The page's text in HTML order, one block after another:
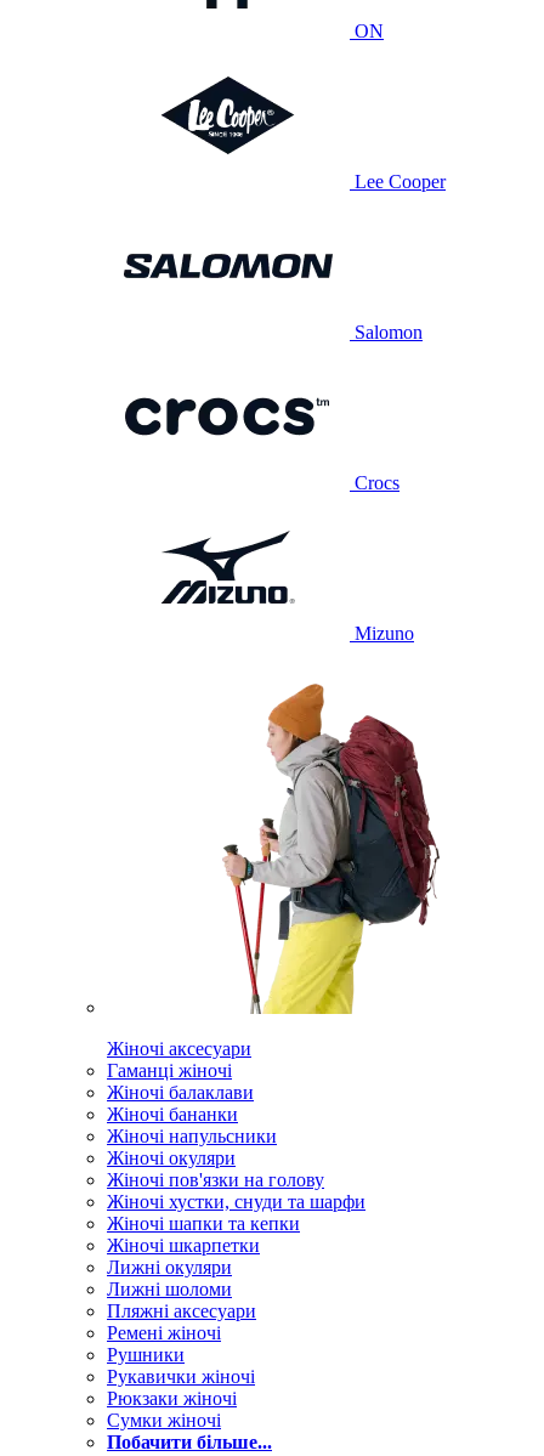
ON
Lee Cooper
Salomon
Crocs
Mizuno
Жіночі аксесуари
Гаманці жіночі
Жіночі балаклави
Жіночі бананки
Жіночі напульсники
Жіночі окуляри
Жіночі пов'язки на голову
Жіночі хустки, снуди та шарфи
Жіночі шапки та кепки
Жіночі шкарпетки
Лижні окуляри
Лижні шоломи
Пляжні аксесуари
Ремені жіночі
Рушники
Рукавички жіночі
Рюкзаки жіночі
Сумки жіночі
Побачити більше...